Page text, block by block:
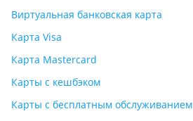
Виртуальная банковская карта
Карта Visa
Карта Mastercard
Карты с кешбэком
Карты с бесплатным обслуживанием